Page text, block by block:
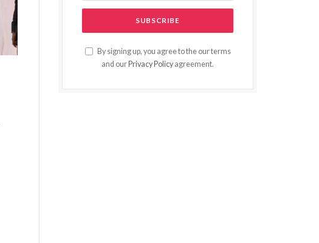
By signing up, you agree to the our terms
and our Privacy Policy agreement.